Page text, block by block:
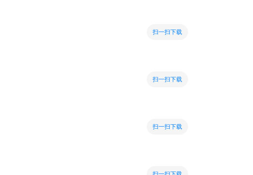
扫一扫下载
扫一扫下载
扫一扫下载
扫一扫下载